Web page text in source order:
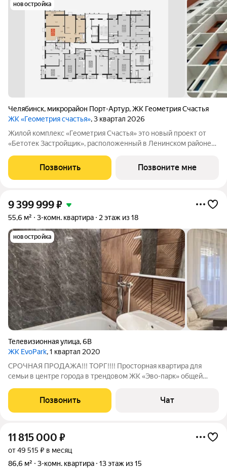
новостройка
Челябинск, микрорайон Порт-Артур,ЖК Геометрия Счастья
ЖК «Геометрия счастья», 3 квартал 2026
Жилой комплекс «Геометрия Счастья» это новый проект от
«Бетотек Застройщик», расположенный в Ленинском районе
этажный дом комфорт-класса из трехслойных панелей завода
«Бетотек». В доме
Позвонить Позвоните мне
9 399 999₽
55,6 м² 3-комн. квартира 2 этаж из 18
новостройка
Телевизионная улица,6В
ЖК EvoPark, 1 квартал 2020
СРОЧНАЯ ПРОДАЖА!!! ТОРГ!!!! Просторная квартира для
семьи в центре города в трендовом ЖК «Эво-парк» общей
двор, придомовая территория оснащена детской и спортивной
площадкой, с достаточным
Позвонить Чат
11 815 000 ₽
от 49 515 ₽ в месяц
86,6 м²
3-комн. квартира 13 этаж из 15